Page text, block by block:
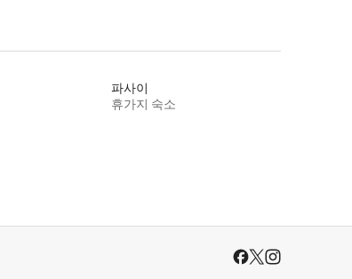
파사이
휴가지 숙소